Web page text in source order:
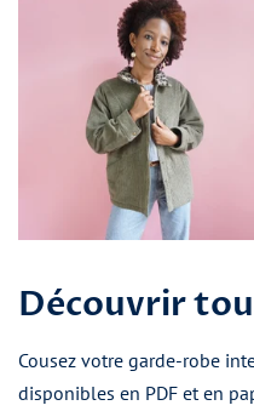
Découvrir
Cousez votre garde-robe
disponibles en PDF et en